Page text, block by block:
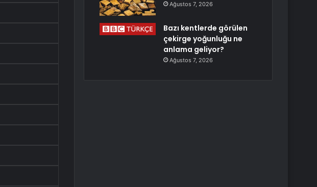
Ağustos 7, 2026
Bazı kentlerde görülen
çekirge yoğunluğu ne
anlama geliyor?
Ağustos 7, 2026